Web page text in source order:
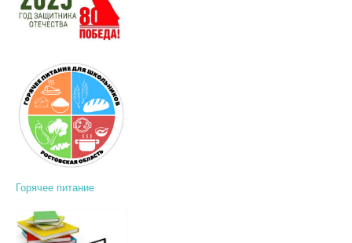
Горячее питание